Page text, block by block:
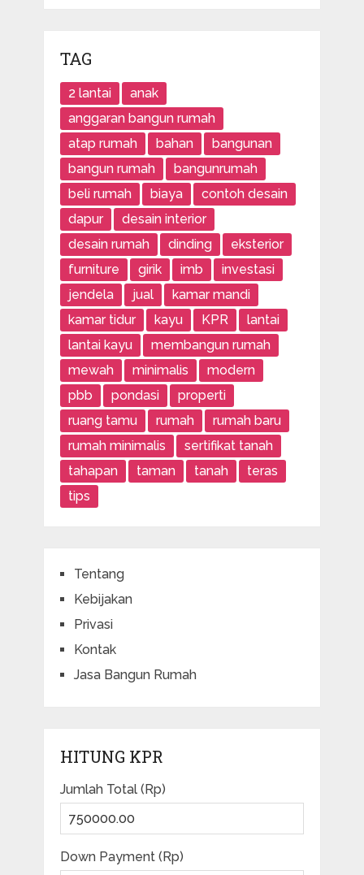
TAG
2 lantai
anak
anggaran bangun rumah
atap rumah
bahan
bangunan
bangun rumah
bangunrumah
beli rumah
biaya
contoh desain
dapur
desain interior
desain rumah
dinding
eksterior
furniture
girik imb
investasi
jendela
jual
kamar mandi
kamar tidur
kayu KPR
lantai
lantai kayu
membangun rumah
mewah
minimalis
modern
pbb
pondasi
properti
ruang tamu
rumah
rumah baru
rumah minimalis
sertifikat tanah
tahapan
taman tanah
teras
tips
Tentang
Kebijakan
Privasi
Kontak
Jasa Bangun Rumah
HITUNG KPR
Jumlah Total (Rp)
Down Payment (Rp)